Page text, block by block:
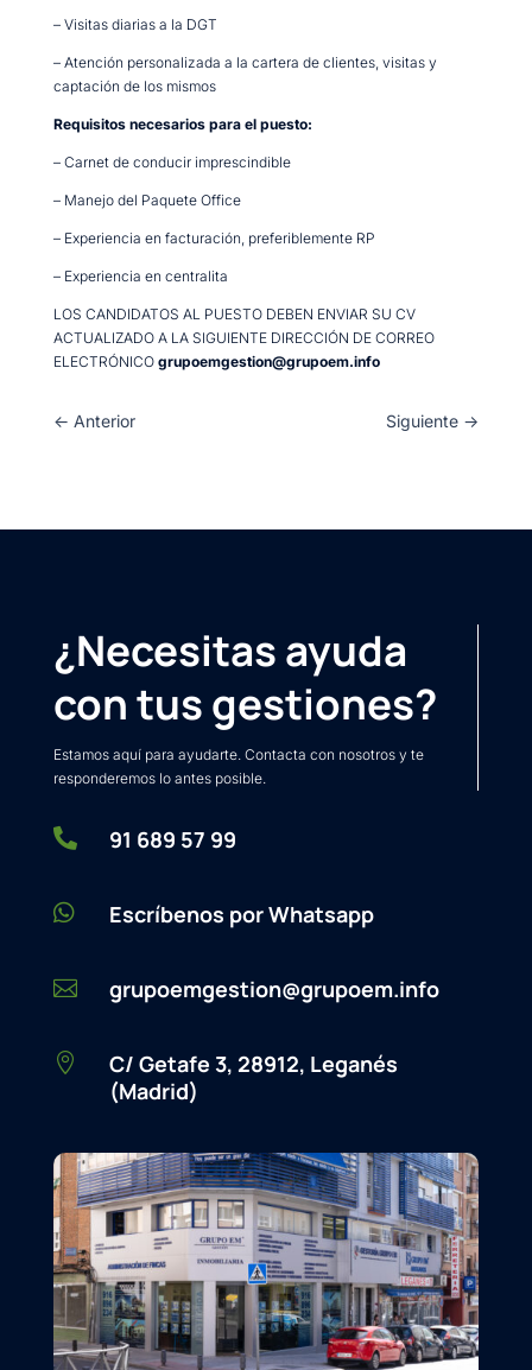
– Visitas diarias a la DGT
– Atención personalizada a la cartera de clientes, visitas y
captación de los mismos
Requisitos necesarios para el puesto:
– Carnet de conducir imprescindible
– Manejo del Paquete Office
– Experiencia en facturación, preferiblemente RP
– Experiencia en centralita
LOS CANDIDATOS AL PUESTO DEBEN ENVIAR SU CV
ACTUALIZADO A LA SIGUIENTE DIRECCIÓN DE CORREO
ELECTRÓNICO grupoemgestion@grupoem.info
← Anterior Siguiente →
¿Necesitas ayuda
con tus gestiones?
Estamos aquí para ayudarte. Contacta con nosotros y te
responderemos lo antes posible.
 91 689 57 99
 Escríbenos por Whatsapp
 grupoemgestion@grupoem.info

C/ Getafe 3, 28912, Leganés
(Madrid)